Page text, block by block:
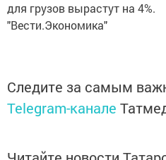
для грузов вырастут на 4%.
"Вести.Экономика"
Следите за самым
Telegram-канале